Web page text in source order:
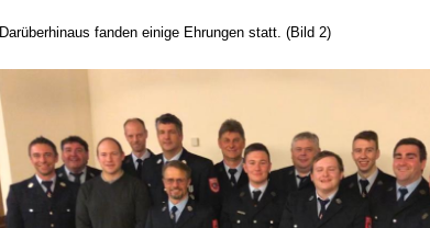
Darüberhinaus fanden einige Ehrungen statt. (Bild 2)